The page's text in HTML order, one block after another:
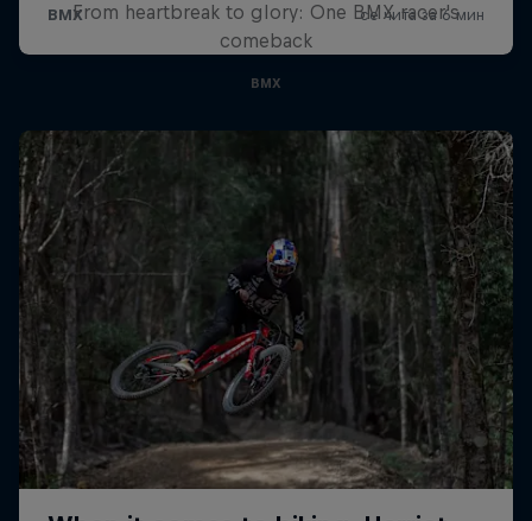
From heartbreak to glory: One BMX racer's
comeback
BMX